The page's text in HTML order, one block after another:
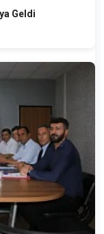
Geldi